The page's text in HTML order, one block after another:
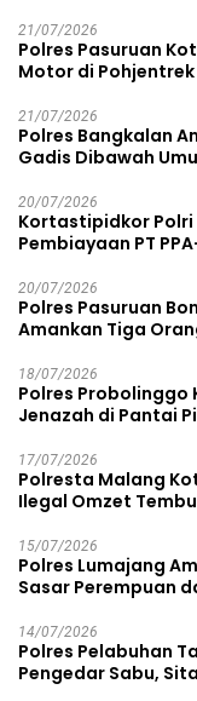
21/07/2026
Polres Pasuruan
Motor di Pohjentrek
21/07/2026
Polres Bangkalan
Gadis Dibawah
20/07/2026
Kortastipidkor Polri
Pembiayaan PT
20/07/2026
Polres Pasuruan
Amankan Tiga
18/07/2026
Polres Probolinggo
Jenazah di Pantai
17/07/2026
Polresta Malang
Ilegal Omzet
15/07/2026
Polres Lumajang
Sasar Perempuan
14/07/2026
Polres Pelabuhan
Pengedar Sabu,